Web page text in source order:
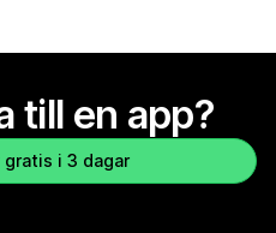
till en app?
gratis i 3 dagar